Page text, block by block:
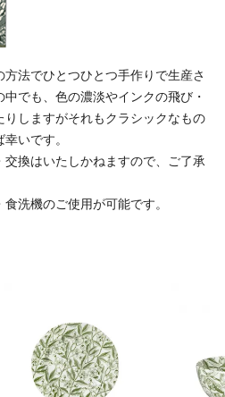
法でひとつひとつ手作りで生産さ
でも、色の濃淡やインクの飛び・
しますがそれもクラシックなもの
いです。
換はいたしかねますので、ご了承
洗機のご使用が可能です。